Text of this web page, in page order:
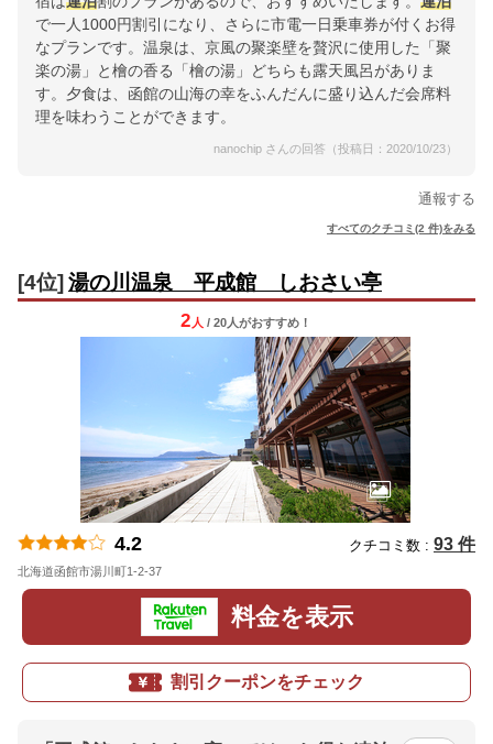
で一人1000円割引になり、さらに市電一日乗車券が付くお得
なプランです。温泉は、京風の聚楽壁を贅沢に使用した「聚
楽の湯」と檜の香る「檜の湯」どちらも露天風呂がありま
す。夕食は、函館の山海の幸をふんだんに盛り込んだ会席料
理を味わうことができます。
nanochip さんの回答（投稿日：2020/10/23）
通報する
すべてのクチコミ(2 件)をみる
[4位] 湯の川温泉 平成館 しおさい亭
2 人 / 20人がおすすめ！
4.2 クチコミ数 : 93 件
北海道函館市湯川町1-2-37
料金を表示
割引クーポンをチェック